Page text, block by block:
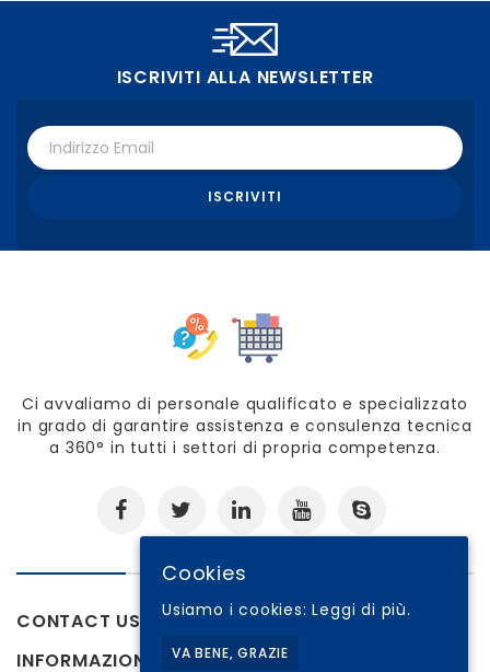
ISCRIVITI ALLA NEWSLETTER
Ci avvaliamo di personale qualificato e specializzato
in grado di garantire assistenza e consulenza tecnica
a 360° in tutti i settori di propria competenza.
CONTACT US
INFORMAZIONI
Cookies
Usiamo i cookies:Leggi di più.
VA BENE, GRAZIE